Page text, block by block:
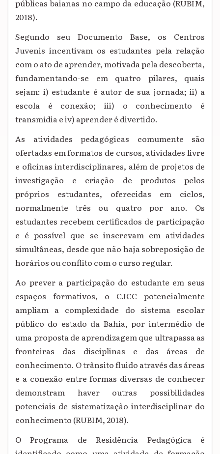
públicas baianas no campo da educação (RUBIM,
2018).
Segundo seu Documento Base, os Centros
Juvenis incentivam os estudantes pela relação
com o ato de aprender, motivada pela descoberta,
fundamentando-se em quatro pilares, quais
sejam: i) estudante é autor de sua jornada; ii) a
escola é conexão; iii) o conhecimento é
transmídia e iv) aprender é divertido.
As atividades pedagógicas comumente são
ofertadas em formatos de cursos, atividades livre
e oficinas interdisciplinares, além de projetos de
investigação e criação de produtos pelos
próprios estudantes, oferecidas em ciclos,
normalmente três ou quatro por ano. Os
estudantes recebem certificados de participação
e é possível que se inscrevam em atividades
simultâneas, desde que não haja sobreposição de
horários ou conflito com o curso regular.
Ao prever a participação do estudante em seus
espaços formativos, o CJCC potencialmente
ampliam a complexidade do sistema escolar
público do estado da Bahia, por intermédio de
uma proposta de aprendizagem que ultrapassa as
fronteiras das disciplinas e das áreas de
conhecimento. O trânsito fluido através das áreas
e a conexão entre formas diversas de conhecer
demonstram haver outras possibilidades
potenciais de sistematização interdisciplinar do
conhecimento (RUBIM, 2018).
O Programa de Residência Pedagógica é